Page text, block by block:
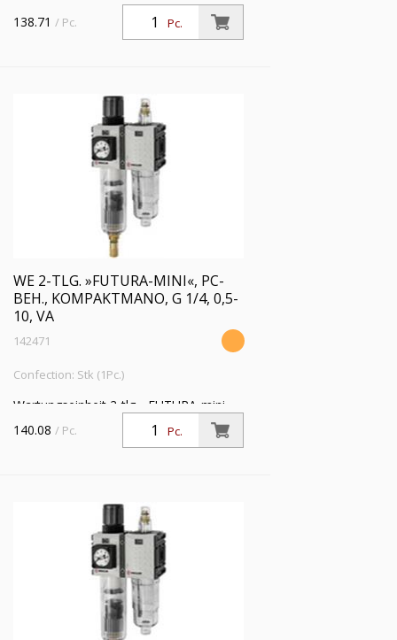
PC-Behälter, Kompaktmano, BG 0, G
1/4, PE 1,5 - 12 bar, Regelbereich 0,5 - 8
Pc.
138.71 / Pc.
WE 2-TLG. »FUTURA-MINI«, PC-
BEH., KOMPAKTMANO, G 1/4, 0,5-
10, VA
142471
Confection: Stk (1Pc.)
Wartungseinheit 2-tlg. »FUTURA-mini«,
PC-Behälter, Kompaktmano, BG 0, G
1/4, PE 1,5 - 12 bar, Regelbereich 0,5-10
Pc.
140.08 / Pc.